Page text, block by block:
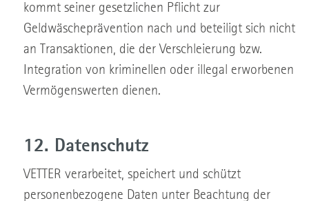
kommt seiner gesetzlichen Pflicht zur
Geldwäscheprävention nach und beteiligt sich nicht
an Transaktionen, die der Verschleierung bzw.
Integration von kriminellen oder illegal erworbenen
Vermögenswerten dienen.
12. Datenschutz
VETTER verarbeitet, speichert und schützt
personenbezogene Daten unter Beachtung der